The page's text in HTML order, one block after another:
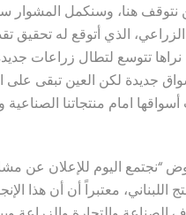
نتوقف هنا، وسنكمل المشوار
الذي أتوقع له تحقيق
نراها تتوسع لتطال زراعات
جديدة لكن العين تبقى على
أسواقها امام منتجاتنا
“نجتمع اليوم للإعلان عن
اللبناني، معتبراً أن أن هذا